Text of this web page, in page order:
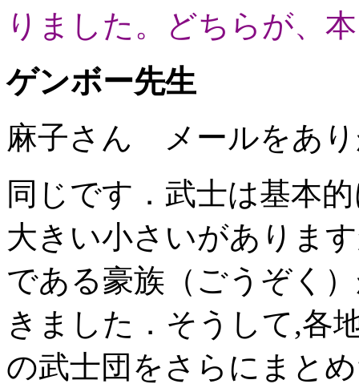
りました。どちらが、
ゲンボー先生
麻子さん メールをあ
同じです．武士は基本
大きい小さいがありま
である豪族（ごうぞく
きました．そうして,各
の武士団をさらにまと